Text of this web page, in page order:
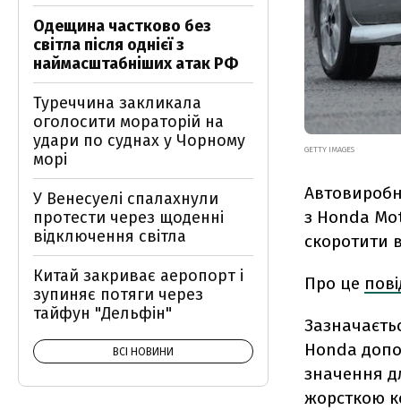
GETTY IMAGES
з Honda
скоротити
Про це
Honda
значення
жорсткою
Одещина частково без
світла після однієї з
наймасштабніших атак РФ
Туреччина закликала
оголосити мораторій на
удари по суднах у Чорному
морі
У Венесуелі спалахнули
протести через щоденні
відключення світла
Китай закриває аеропорт і
зупиняє потяги через
тайфун "Дельфін"
ВСІ НОВИНИ